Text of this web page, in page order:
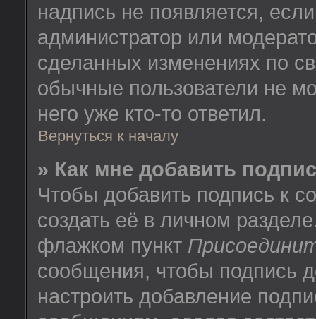
надпись не появляется,
администратор или
сделанных изменениях по
обычные пользователи не
него уже кто-то ответил.
Вернуться к началу
» Как мне добавить
Чтобы добавить подпись к
создать её в личном
флажком пункт
сообщения, чтобы подпись
настроить добавление